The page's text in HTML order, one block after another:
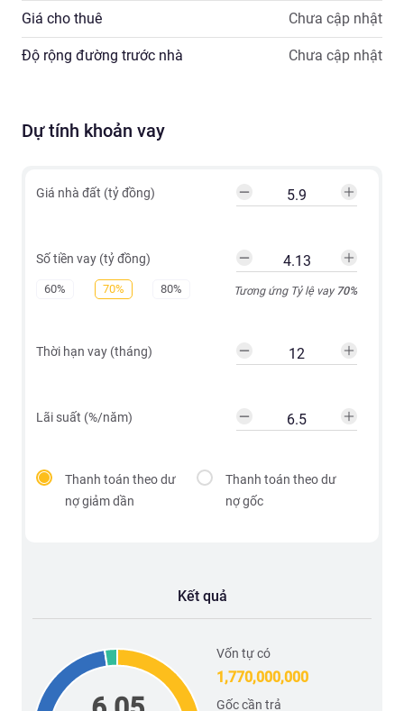
Giá cho thuê Chưa cập nhật
Độ rộng đường trước nhà Chưa cập nhật
Dự tính khoản vay
Giá nhà đất (tỷ đồng)
Số tiền vay (tỷ đồng)
60% 70% 80% Tương ứng Tỷ lệ vay70%
Thời hạn vay (tháng)
Lãi suất (%/năm)
Thanh toán theo dư
nợ giảm dần
Thanh toán theo dư
nợ gốc
Kết quả
Vốn tự có
1,770,000,000
Gốc cần trả